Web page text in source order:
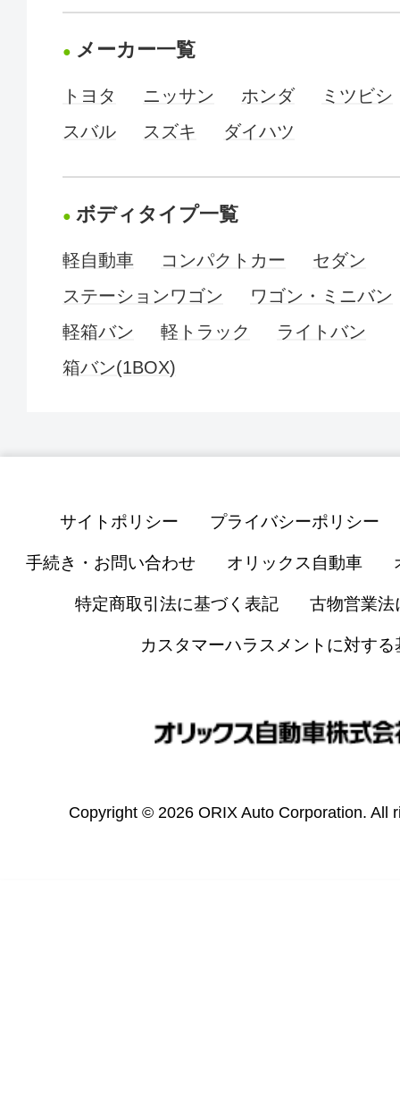
メーカー一覧
トヨタ ニッサン ホンダ
ミツビシ
スバル
スズキ ダイハツ
ボディタイプ一覧
軽自動車 コンパクトカー
セダン
ステーションワゴン
ワゴン・ミニバン
軽箱バン
軽トラック
ライトバン
箱バン(1BOX)
サイトポリシー プライバシーポリシー
手続き・お問い合わせ オリックス自動車
特定商取引法に基づく表記 古物営業法
カスタマーハラスメントに対する
Copyright © 2026 ORIX Auto Corporation. All